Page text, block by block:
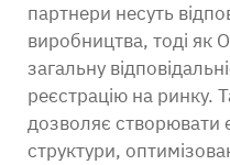
партнери несуть
виробництва, тоді як
загальну
реєстрацію на ринку.
дозволяє створювати
структури,